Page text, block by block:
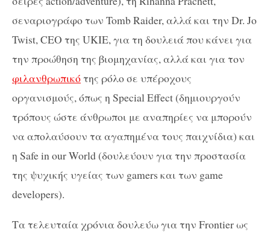
σεναριογράφο των Tomb Raider, αλλά και την Dr. Jo
Twist, CEO της UKIE, για τη δουλειά που κάνει για
την προώθηση της βιομηχανίας, αλλά και για τον
φιλανθρωπικότης ρόλο σε υπέροχους
οργανισμούς, όπως η Special Effect (δημιουργούν
τρόπους ώστε άνθρωποι με αναπηρίες να μπορούν
να απολαύσουν τα αγαπημένα τους παιχνίδια) και
η Safe in our World (δουλεύουν για την προστασία
της ψυχικής υγείας των gamers και των game
developers).
Τα τελευταία χρόνια δουλεύω για την Frontier ως